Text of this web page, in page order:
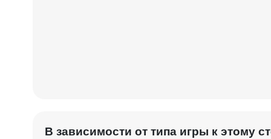
В зависимости от типа игры к этому